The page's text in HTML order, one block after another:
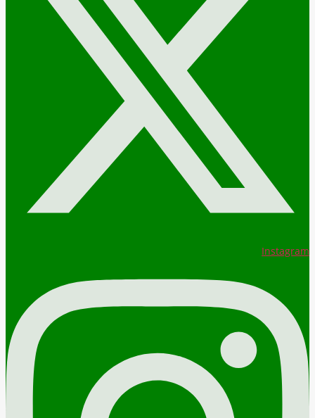
Instagram